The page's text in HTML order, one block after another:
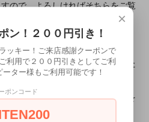
ので、よろしければそちらをご覧
が欲しい！という方■
！最大８０％引きの商品もあった
アコス衣装を着用したイベントを
×
ン！２００円引き！
ッキー！ご来店感謝クーポンで
利用で２００円引きとしてご利
ター様もご利用可能です！
ポンコード